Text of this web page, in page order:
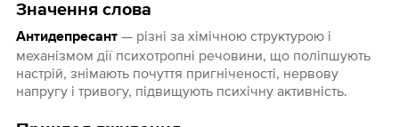
Значення слова
Антидепресант— різні за хімічною структурою і
механізмом дії психотропні речовини, що поліпшують
настрій, знімають почуття пригніченості, нервову
напругу і тривогу, підвищують психічну активність.